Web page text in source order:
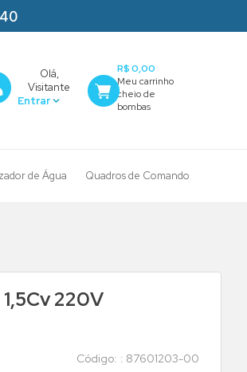
Olá,
Visitante
R$ 0,00
de Água Quadros de Comando
220V
: 87601203-00